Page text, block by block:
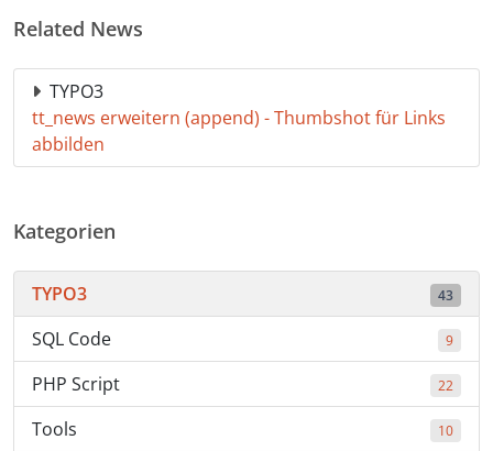
Related News
TYPO3
tt_news erweitern (append) - Thumbshot für Links
abbilden
Kategorien
TYPO3 43
SQL Code 9
PHP Script 22
Tools 10